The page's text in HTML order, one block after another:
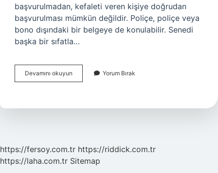
başvurulmadan, kefaleti veren kişiye doğrudan
başvurulması mümkün değildir. Poliçe, poliçe veya
bono dışındaki bir belgeye de konulabilir. Senedi
başka bir sıfatla…
Devamını okuyun
Için
Olmayan
Yorum Bırak
https://fersoy.com.tr https://riddick.com.tr
https://laha.com.tr Sitemap